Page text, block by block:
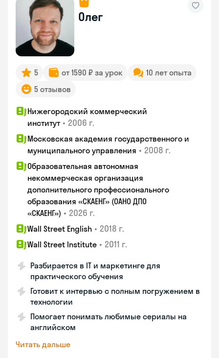
Олег
5 от 1590 ₽ за урок
10 лет опыта
5 отзывов
Нижегородский коммерческий
институт • 2006 г.
Московская академия государственного и
муниципального управления • 2008 г.
Образовательная автономная
некоммерческая организация
дополнительного профессионального
образования «СКАЕНГ» (ОАНО ДПО
«СКАЕНГ») • 2026 г.
Wall Street English • 2018 г.
Wall Street Institute • 2011 г.
Разбирается в IT и маркетинге для
практического обучения
Готовит к интервью с полным погружением в
технологии
Помогает понимать любимые сериалы на
английском
Читать дальше